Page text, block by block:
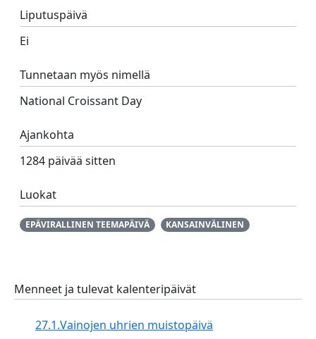
Liputuspäivä
Ei
Tunnetaan myös nimellä
National Croissant Day
Ajankohta
1284 päivää sitten
Luokat
EPÄVIRALLINEN TEEMAPÄIVÄ KANSAINVÄLINEN
Menneet ja tulevat kalenteripäivät
27.1.Vainojen uhrien muistopäivä